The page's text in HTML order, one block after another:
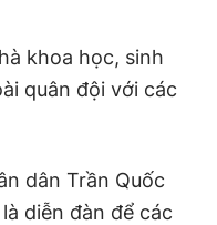
khoa học, sinh
quân đội với các
dân Trần Quốc
diễn đàn để các